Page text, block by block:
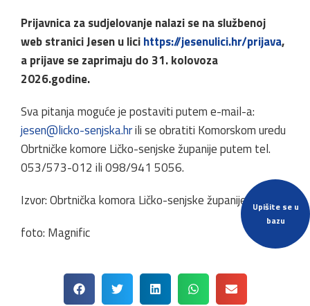
Upišite se u
bazu
Prijavnica za sudjelovanje nalazi se na službenoj
web stranici Jesen u licihttps://jesenulici.hr/prijava,
a prijave se zaprimaju do 31. kolovoza
2026.godine.
Sva pitanja moguće je postaviti putem e-mail-a:
jesen@licko-senjska.hrili se obratiti Komorskom uredu
Obrtničke komore Ličko-senjske županije putem tel.
053/573-012 ili 098/941 5056.
Izvor: Obrtnička komora Ličko-senjske županije
foto: Magnific